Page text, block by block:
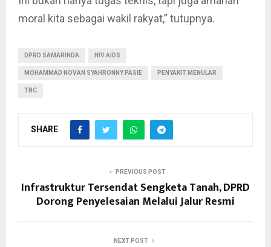
moral kita sebagai wakil rakyat,” tutupnya.
DPRD SAMARINDA HIV AIDS
MOHAMMAD NOVAN SYAHRONNY PASIE PENYAKIT MENULAR
TBC
SHARE
PREVIOUS POST
Infrastruktur Tersendat Sengketa Tanah, DPRD
Dorong Penyelesaian Melalui Jalur Resmi
NEXT POST